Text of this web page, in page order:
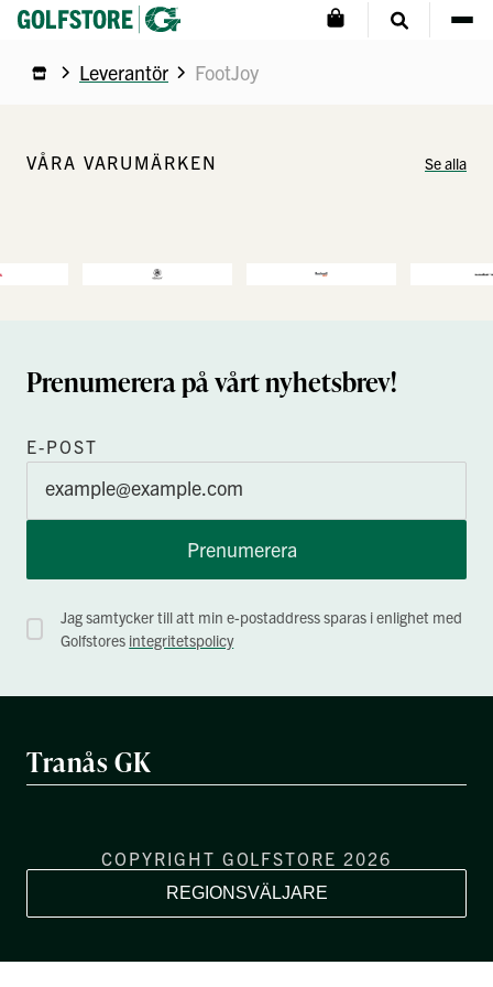
Leverantör FootJoy
VÅRA VARUMÄRKEN Se alla
Prenumerera på vårt nyhetsbrev!
E-POST
Prenumerera
Jag samtycker till att min e-postaddress sparas i enlighet med
Golfstores integritetspolicy
Tranås GK
COPYRIGHT GOLFSTORE 2026
REGIONSVÄLJARE